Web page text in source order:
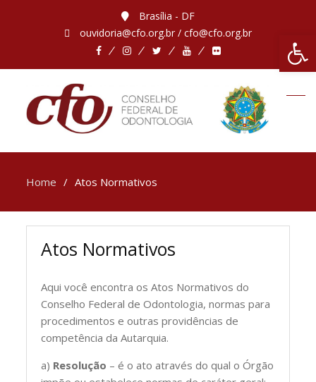
Brasília - DF
ouvidoria@cfo.org.br / cfo@cfo.org.br
Home Atos Normativos
Atos Normativos
Aqui você encontra os Atos Normativos do
Conselho Federal de Odontologia, normas para
procedimentos e outras providências de
competência da Autarquia.
a) Resolução – é o ato através do qual o Órgão